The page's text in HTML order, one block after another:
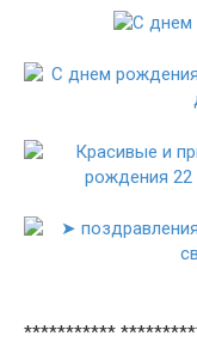
***********